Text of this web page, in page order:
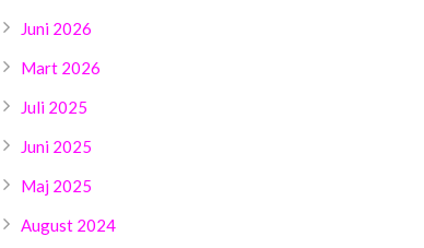
Juni 2026
Mart 2026
Juli 2025
Juni 2025
Maj 2025
August 2024